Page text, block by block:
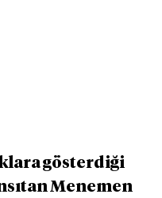
gösterdiği
Menemen